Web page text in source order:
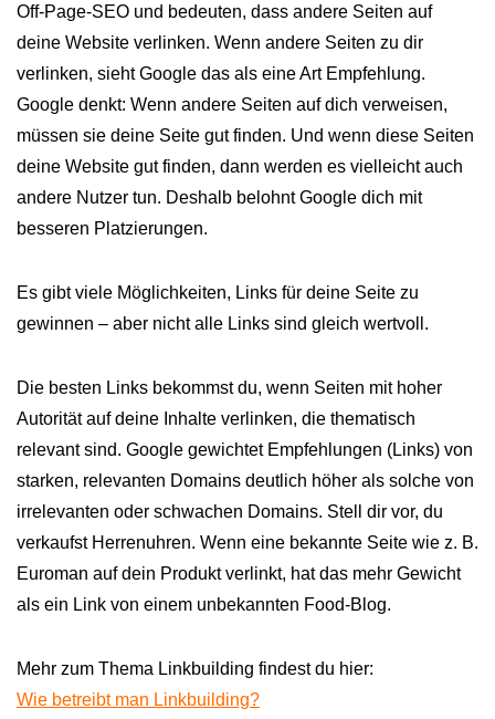
Off-Page-SEO und bedeuten, dass andere Seiten auf
deine Website verlinken. Wenn andere Seiten zu dir
verlinken, sieht Google das als eine Art Empfehlung.
Google denkt: Wenn andere Seiten auf dich verweisen,
müssen sie deine Seite gut finden. Und wenn diese Seiten
deine Website gut finden, dann werden es vielleicht auch
andere Nutzer tun. Deshalb belohnt Google dich mit
besseren Platzierungen.
Es gibt viele Möglichkeiten, Links für deine Seite zu
gewinnen – aber nicht alle Links sind gleich wertvoll.
Die besten Links bekommst du, wenn Seiten mit hoher
Autorität auf deine Inhalte verlinken, die thematisch
relevant sind. Google gewichtet Empfehlungen (Links) von
starken, relevanten Domains deutlich höher als solche von
irrelevanten oder schwachen Domains. Stell dir vor, du
verkaufst Herrenuhren. Wenn eine bekannte Seite wie z. B.
Euroman auf dein Produkt verlinkt, hat das mehr Gewicht
als ein Link von einem unbekannten Food-Blog.
Mehr zum Thema Linkbuilding findest du hier:
Wie betreibt man Linkbuilding?